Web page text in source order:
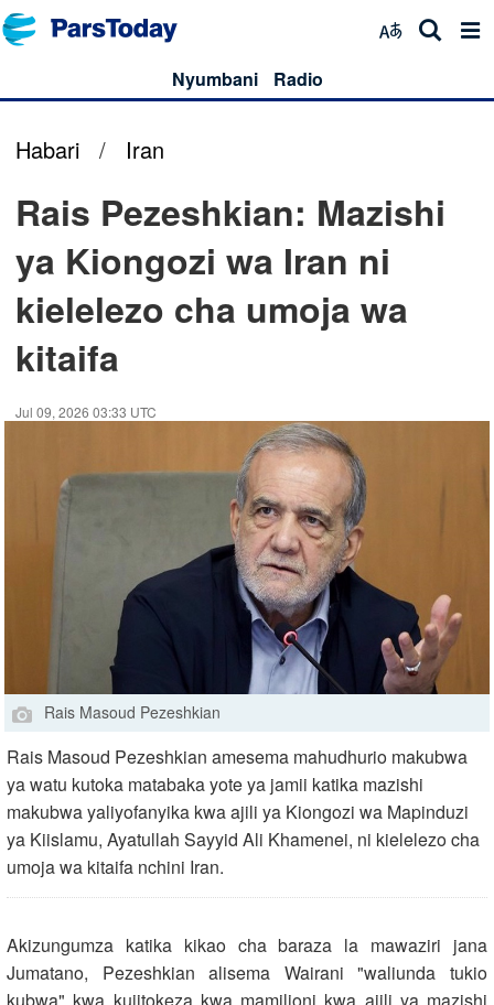
Nyumbani Radio
Habari / Iran
Rais Pezeshkian: Mazishi
ya Kiongozi wa Iran ni
kielelezo cha umoja wa
kitaifa
Jul 09, 2026 03:33 UTC
Rais Masoud Pezeshkian
Rais Masoud Pezeshkian amesema mahudhurio makubwa
ya watu kutoka matabaka yote ya jamii katika mazishi
makubwa yaliyofanyika kwa ajili ya Kiongozi wa Mapinduzi
ya Kiislamu, Ayatullah Sayyid Ali Khamenei, ni kielelezo cha
umoja wa kitaifa nchini Iran.
Akizungumza katika kikao cha baraza la mawaziri jana
Jumatano, Pezeshkian alisema Wairani "waliunda tukio